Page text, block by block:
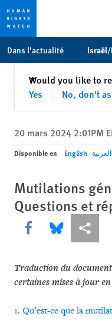
toto
content
Dans l’actualité
Would you like to
Yes
No, don't
✕Fermer
20 mars 2024 2:01PM
Disponible en English العربية
Mutilations
Questions et
Share this via Facebook
Share this via
Share
Traduction du
certaines mises à jour
1. Qu’est-ce que la